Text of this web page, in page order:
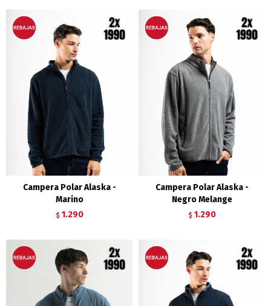
Campera Polar Alaska -
Marino
$ 1.290
Campera Polar Alaska -
Negro Melange
$ 1.290